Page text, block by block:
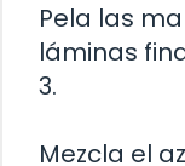
Pela las
láminas
3.
Mezcla el